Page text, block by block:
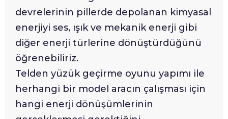
devrelerinin pillerde depolanan kimyasal
enerjiyi ses, ışık ve mekanik enerji gibi
diğer enerji türlerine dönüştürdüğünü
öğrenebiliriz.
Telden yüzük geçirme oyunu yapımı ile
herhangi bir model aracın çalışması için
hangi enerji dönüşümlerinin